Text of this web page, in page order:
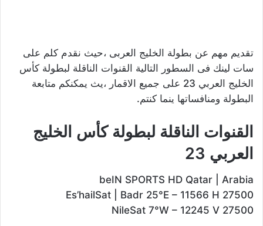
تقديم مهم عن بطولة الخليج العربى ،حيث نقدم كلم على
سات لينك فى السطور التالية القنوات الناقلة لبطولة كأس
الخليج العربي 23 على جميع الاقمار ،يث يمكنكم متابعة
البطولة ومنافساتها ينما كنتم.
القنوات الناقلة لبطولة كأس الخليج
العربي 23
beIN SPORTS HD Qatar | Arabia
Es’hailSat | Badr 25°E – 11566 H 27500
NileSat 7°W – 12245 V 27500